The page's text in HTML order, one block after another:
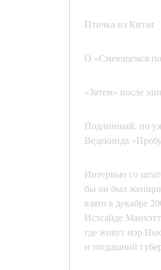
Птичка из Китая
О «Смеющемся
«Затем» после
Подлинный, но
Ведекинда
Интервью со
бы он был
взято в декабре
Истсайде
где живут мэр
и тогдашний